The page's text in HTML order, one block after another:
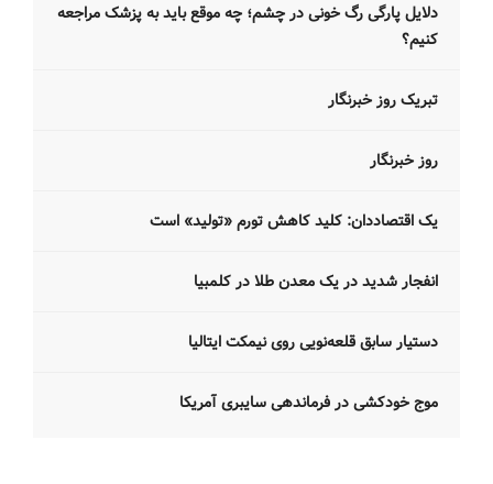
دلایل پارگی رگ خونی در چشم؛ چه موقع باید به پزشک مراجعه
کنیم؟
تبریک روز خبرنگار
روز خبرنگار
یک اقتصاددان: کلید کاهش تورم «تولید» است
انفجار شدید در یک معدن طلا در کلمبیا
دستیار سابق قلعه‌نویی روی نیمکت ایتالیا
موج خودکشی در فرماندهی سایبری آمریکا